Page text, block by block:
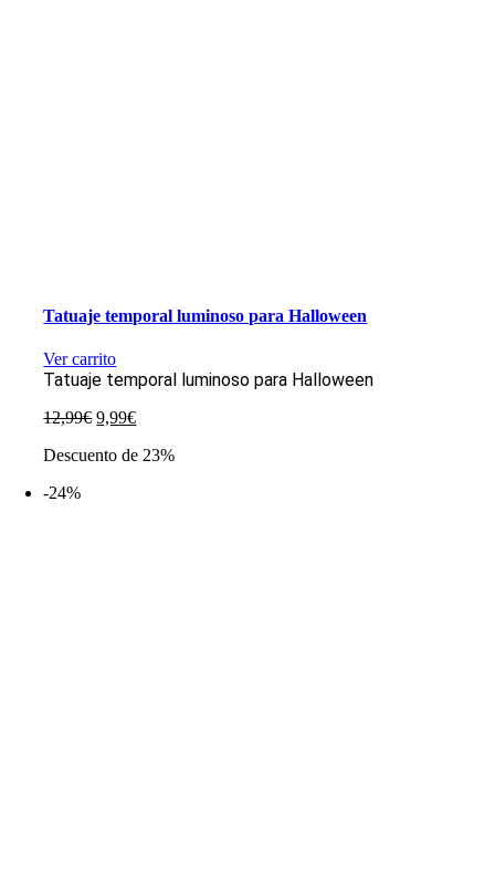
Tatuaje temporal luminoso para Halloween
Ver carrito
Tatuaje temporal luminoso para Halloween
12,99€ El
original
9,99€El
actual
Descuento de 23%
-24%